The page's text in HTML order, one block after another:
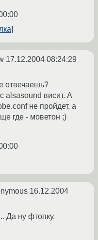
17.12.2004 08:24:29
отвечаешь?
alsasound висит. А
не пройдет, а
где - моветон ;)
16.12.2004
Да ну фтопку.